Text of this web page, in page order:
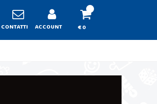
CONTATTI ACCOUNT € 0